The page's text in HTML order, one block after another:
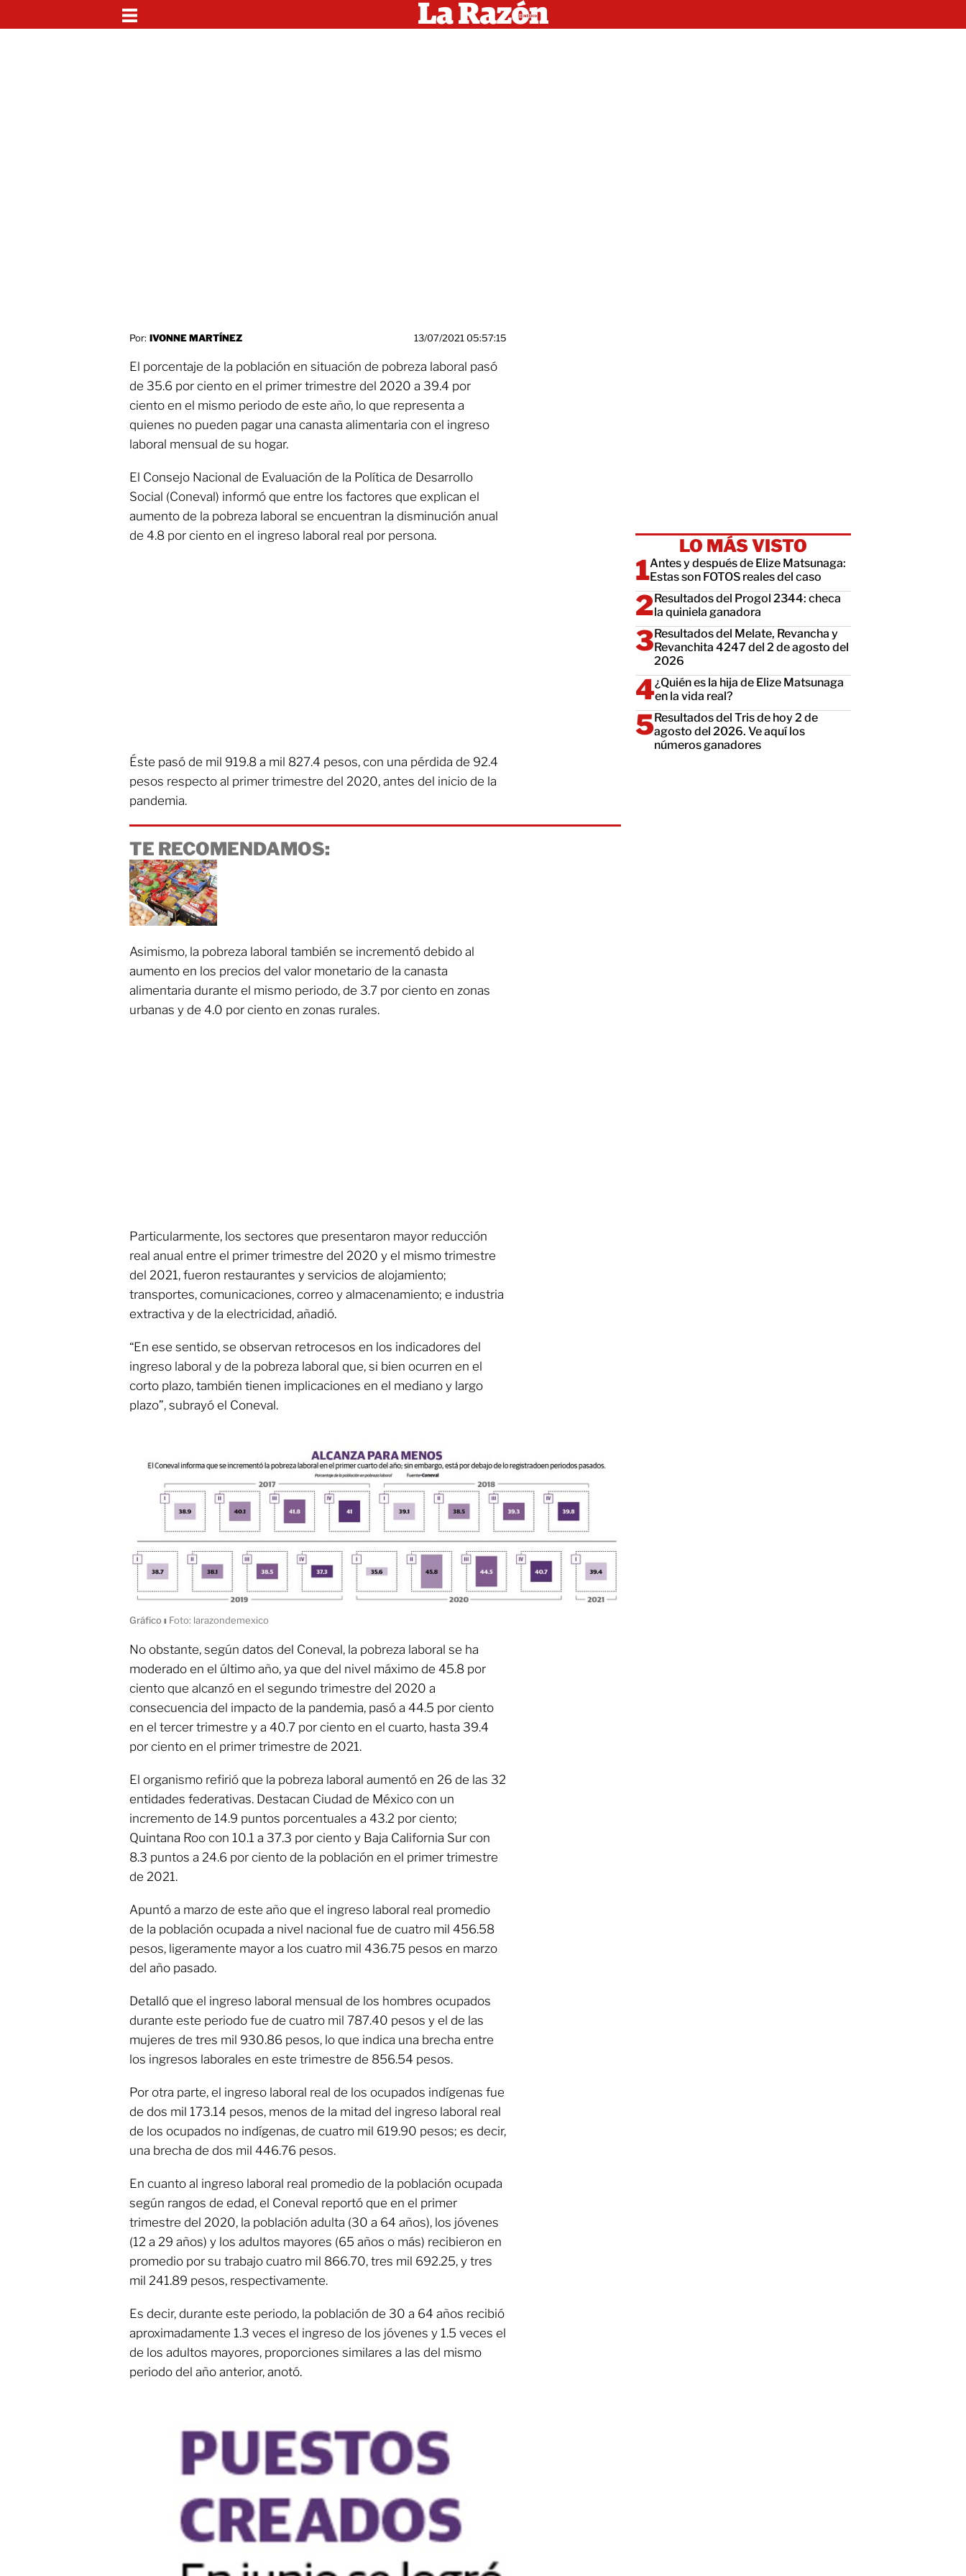
Por: IVONNE MARTÍNEZ 13/07/2021 05:57:15
El porcentaje de la población en situación de pobreza laboral pasó
de 35.6 por ciento en el primer trimestre del 2020 a 39.4 por
ciento en el mismo periodo de este año, lo que representa a
quienes no pueden pagar una canasta alimentaria con el ingreso
laboral mensual de su hogar.
El Consejo Nacional de Evaluación de la Política de Desarrollo
Social (Coneval) informó que entre los factores que explican el
aumento de la pobreza laboral se encuentran la disminución anual
de 4.8 por ciento en el ingreso laboral real por persona.
Éste pasó de mil 919.8 a mil 827.4 pesos, con una pérdida de 92.4
pesos respecto al primer trimestre del 2020, antes del inicio de la
pandemia.
TE RECOMENDAMOS:
Asimismo, la pobreza laboral también se incrementó debido al
aumento en los precios del valor monetario de la canasta
alimentaria durante el mismo periodo, de 3.7 por ciento en zonas
urbanas y de 4.0 por ciento en zonas rurales.
Particularmente, los sectores que presentaron mayor reducción
real anual entre el primer trimestre del 2020 y el mismo trimestre
del 2021, fueron restaurantes y servicios de alojamiento;
transportes, comunicaciones, correo y almacenamiento; e industria
extractiva y de la electricidad, añadió.
“En ese sentido, se observan retrocesos en los indicadores del
ingreso laboral y de la pobreza laboral que, si bien ocurren en el
corto plazo, también tienen implicaciones en el mediano y largo
plazo”, subrayó el Coneval.
Gráficoı Foto: larazondemexico
No obstante, según datos del Coneval, la pobreza laboral se ha
moderado en el último año, ya que del nivel máximo de 45.8 por
ciento que alcanzó en el segundo trimestre del 2020 a
consecuencia del impacto de la pandemia, pasó a 44.5 por ciento
en el tercer trimestre y a 40.7 por ciento en el cuarto, hasta 39.4
por ciento en el primer trimestre de 2021.
El organismo refirió que la pobreza laboral aumentó en 26 de las 32
entidades federativas. Destacan Ciudad de México con un
incremento de 14.9 puntos porcentuales a 43.2 por ciento;
Quintana Roo con 10.1 a 37.3 por ciento y Baja California Sur con
8.3 puntos a 24.6 por ciento de la población en el primer trimestre
de 2021.
Apuntó a marzo de este año que el ingreso laboral real promedio
de la población ocupada a nivel nacional fue de cuatro mil 456.58
pesos, ligeramente mayor a los cuatro mil 436.75 pesos en marzo
del año pasado.
Detalló que el ingreso laboral mensual de los hombres ocupados
durante este periodo fue de cuatro mil 787.40 pesos y el de las
mujeres de tres mil 930.86 pesos, lo que indica una brecha entre
los ingresos laborales en este trimestre de 856.54 pesos.
Por otra parte, el ingreso laboral real de los ocupados indígenas fue
de dos mil 173.14 pesos, menos de la mitad del ingreso laboral real
de los ocupados no indígenas, de cuatro mil 619.90 pesos; es decir,
una brecha de dos mil 446.76 pesos.
En cuanto al ingreso laboral real promedio de la población ocupada
según rangos de edad, el Coneval reportó que en el primer
trimestre del 2020, la población adulta (30 a 64 años), los jóvenes
(12 a 29 años) y los adultos mayores (65 años o más) recibieron en
promedio por su trabajo cuatro mil 866.70, tres mil 692.25, y tres
mil 241.89 pesos, respectivamente.
Es decir, durante este periodo, la población de 30 a 64 años recibió
aproximadamente 1.3 veces el ingreso de los jóvenes y 1.5 veces el
de los adultos mayores, proporciones similares a las del mismo
periodo del año anterior, anotó.
LO MÁS VISTO
Antes y después de Elize Matsunaga:
Estas son FOTOS reales del caso
Resultados del Progol 2344: checa
la quiniela ganadora
Resultados del Melate, Revancha y
Revanchita 4247 del 2 de agosto del
2026
¿Quién es la hija de Elize Matsunaga
en la vida real?
Resultados del Tris de hoy 2 de
agosto del 2026. Ve aquí los
números ganadores